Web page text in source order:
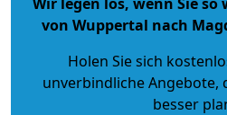
von Wuppertal nach
Holen Sie sich
unverbindliche Angebote,
besser